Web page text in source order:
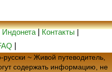
Индонета|Контакты|
~ Живой путеводитель,
содержать информацию, не